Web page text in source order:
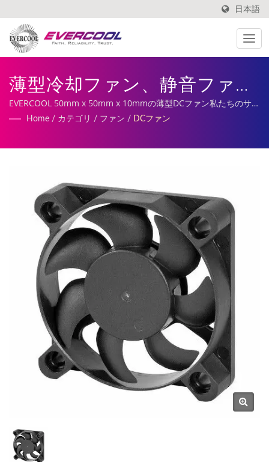
日本語
薄型冷却ファン、静音ファ
ン、軸流ファン | アルミ押出
EVERCOOL 50mm x 50mm x 10mmの薄型DCファン私たちのサー
ビスには、カスタマイズされたDCファン、ヒートシンクの製造と
Home / カテゴリ / ファン / DCファン